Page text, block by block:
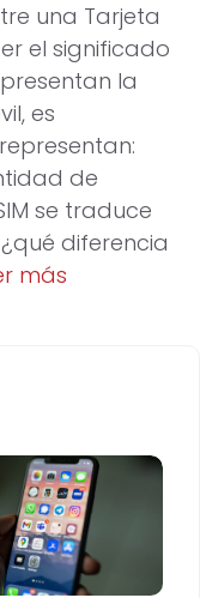
una Tarjeta
el significado
la
es
de
se traduce
diferencia
más